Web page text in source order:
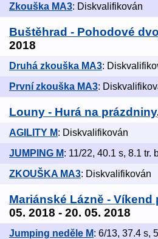
Zkouška MA3: Diskvalifikován
Buštěhrad - Pohodové
2018
Druhá zkouška MA3:
První zkouška MA3:
Louny - Hurá na prázdniny
AGILITY M: Diskvalifikován
JUMPING M: 11/22, 40.1 s, 8.1 tr.
ZKOUŠKA MA3: Diskvalifikován
Mariánské Lázně - Víkend
05. 2018 - 20. 05. 2018
Jumping neděle M: 6/13, 37.4 s,